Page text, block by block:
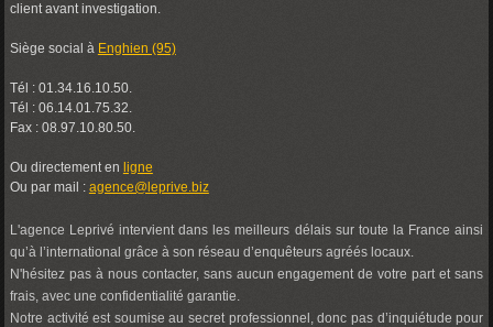
client avant investigation.
Siège social à Enghien (95)
Tél : 01.34.16.10.50.
Tél : 06.14.01.75.32.
Fax : 08.97.10.80.50.
Ou directement en ligne
Ou par mail : agence@leprive.biz
L'agence Leprivé intervient dans les meilleurs délais sur toute la France ainsi
qu’à l’international grâce à son réseau d’enquêteurs agréés locaux.
N'hésitez pas à nous contacter, sans aucun engagement de votre part et sans
frais, avec une confidentialité garantie.
Notre activité est soumise au secret professionnel, donc pas d’inquiétude pour